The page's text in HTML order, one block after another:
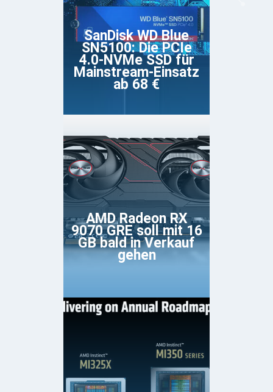
SanDisk WD Blue
SN5100: Die PCIe
4.0-NVMe SSD für
Mainstream-Einsatz
ab 68 €
AMD Radeon RX
9070 GRE soll mit 16
GB bald in Verkauf
gehen